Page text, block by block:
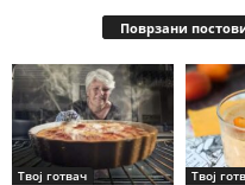
Поврзани
Твој готвач Твој